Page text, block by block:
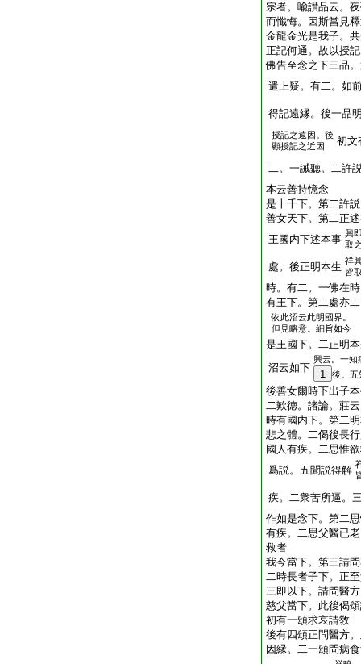
宗者。喩讃品云。
而懺悔。因斯當見
金龍金光是我子。
正記何通。故以授
佛告至念之下三品
遣上疑。有二。如
得記遠縁。後一品
授記之遠因。後
顯授記之近因
初文
二。一誡聽。二許
本云善持憶念
是十千下。第二許説
善女天下。第二正
王國内下述本事 興
取
處。後正明本生 祥
皆
時。有二。一佛在
有王下。第二處亦
依此沼云此明國界。
但見略意。細旨如今
是王國下。二正明
沼云如下
興云。一知
1 後。五
後善女爾時下出子
二歎徳。諸論。莊
時有國内下。第二
悲之體。二偈後長
國人有疾。二思惟
爲説。五聞説得解
疾。二衆苦所逼。
作如是念下。第二
有疾。二思父醫已
救者
我今當下。第三請
二時長者子下。正
三即以下。請問醫
慈父當下。此後偈
初有一頌求哀請敎
後有四頌正問醫方
因縁。二一頌問病